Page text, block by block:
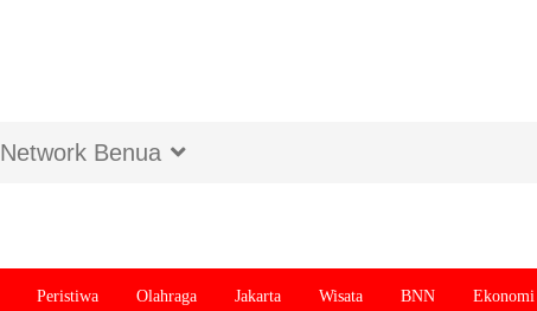
Network Benua
Peristiwa Olahraga Jakarta Wisata BNN Ekonomi